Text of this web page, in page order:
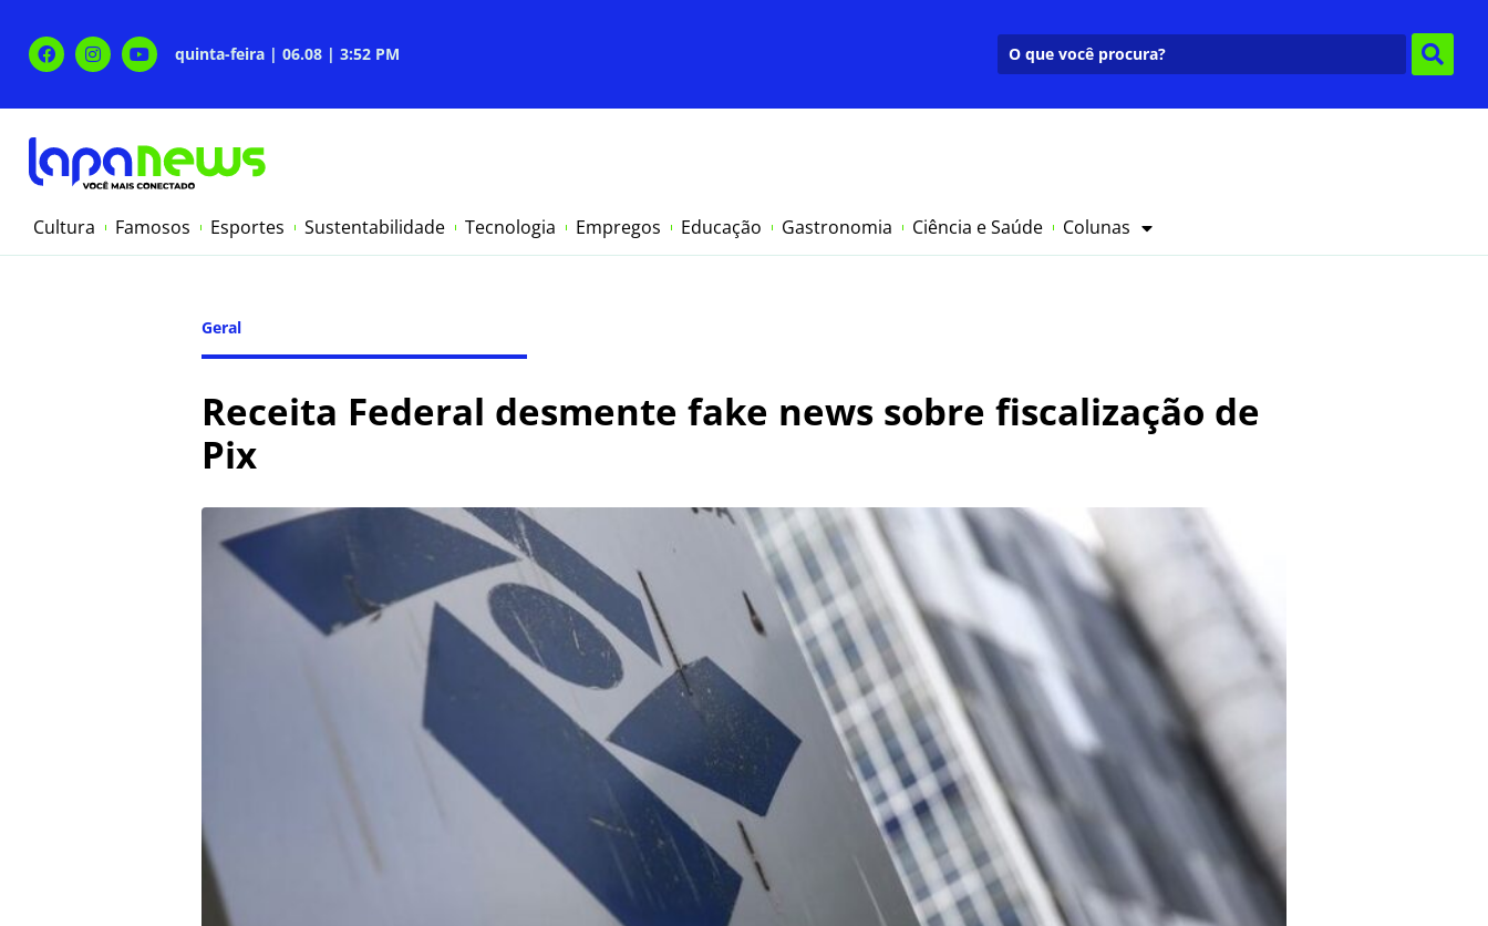
quinta-feira | 06.08 | 3:52 PM
Cultura Famosos Esportes Sustentabilidade Tecnologia Empregos Educação Gastronomia Ciência e Saúde Colunas
Geral
Receita Federal desmente fake news sobre fiscalização de
Pix